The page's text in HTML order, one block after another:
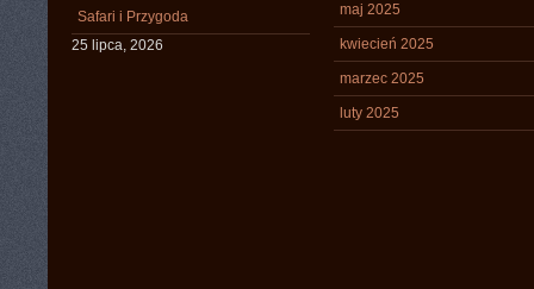
Safari i Przygoda
25 lipca, 2026
maj 2025
kwiecień 2025
marzec 2025
luty 2025